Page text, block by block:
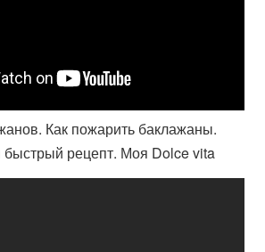
Как пожарить баклажаны.
рецепт. Моя Dolce vita